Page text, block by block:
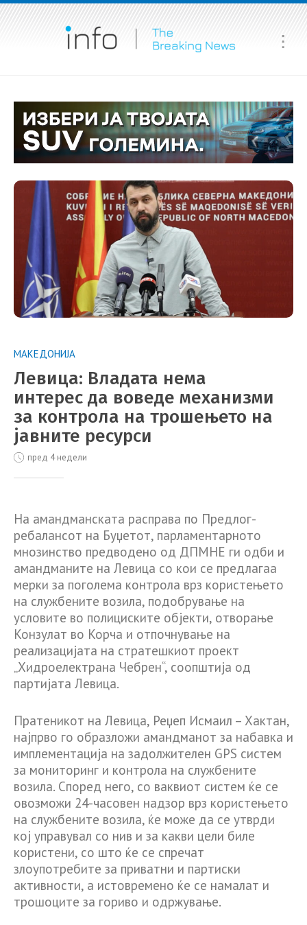
МАКЕДОНИЈА
Левица: Владата нема
интерес да воведе механизми
за контрола на трошењето на
јавните ресурси
пред 4 недели
На амандманската расправа по Предлог-
ребалансот на Буџетот, парламентарното
мнозинство предводено од ДПМНЕ ги одби и
амандманите на Левица со кои се предлагаа
мерки за поголема контрола врз користењето
на службените возила, подобрување на
условите во полициските објекти, отворање
Конзулат во Корча и отпочнување на
реализацијата на стратешкиот проект
„Хидроелектрана Чебрен“, соопштија од
партијата Левица.
Пратеникот на Левица, Реџеп Исмаил – Хактан,
најпрво го образложи амандманот за набавка и
имплементација на задолжителен GPS систем
за мониторинг и контрола на службените
возила. Според него, со ваквиот систем ќе се
овозможи 24-часовен надзор врз користењето
на службените возила, ќе може да се утврди
кој управувал со нив и за какви цели биле
користени, со што ќе се спречат
злоупотребите за приватни и партиски
активности, а истовремено ќе се намалат и
трошоците за гориво и одржување.